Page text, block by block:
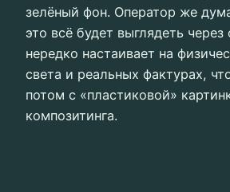
зелёный фон. Оператор же
это всё будет выглядеть
нередко настаивает на
света и реальных фактурах,
потом с «пластиковой»
композитинга.